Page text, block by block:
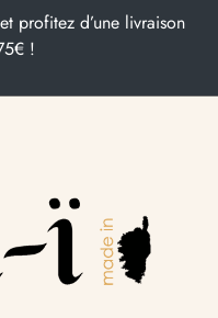
profitez d’une livraison
!